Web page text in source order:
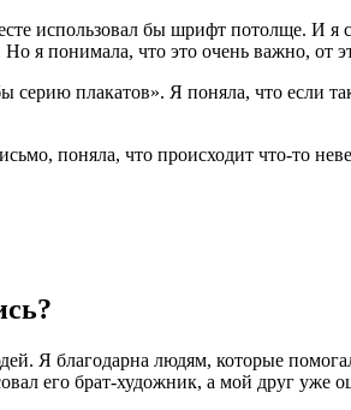
использовал бы шрифт потолще. И
я понимала, что это очень важно, от
плакатов». Я поняла, что если
поняла, что происходит что-то
Я благодарна людям, которые
его брат-художник, а мой друг уже